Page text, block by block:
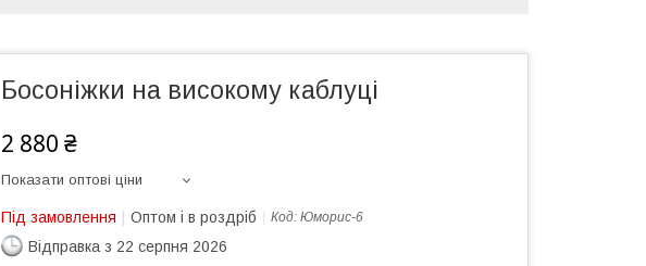
Босоніжки на високому каблуці
2 880 ₴
Показати оптові ціни
Під замовлення Оптом і в роздріб Код: Юморис-6
Відправка з 22 серпня 2026